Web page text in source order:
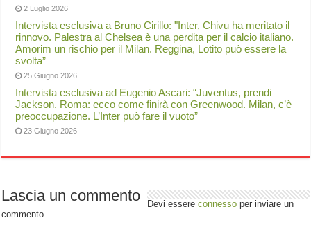
2 Luglio 2026
Intervista esclusiva a Bruno Cirillo: "Inter, Chivu ha meritato il
rinnovo. Palestra al Chelsea è una perdita per il calcio italiano.
Amorim un rischio per il Milan. Reggina, Lotito può essere la
svolta”
25 Giugno 2026
Intervista esclusiva ad Eugenio Ascari: “Juventus, prendi
Jackson. Roma: ecco come finirà con Greenwood. Milan, c’è
preoccupazione. L’Inter può fare il vuoto”
23 Giugno 2026
Lascia un commento Devi essereconnesso per inviare un
commento.